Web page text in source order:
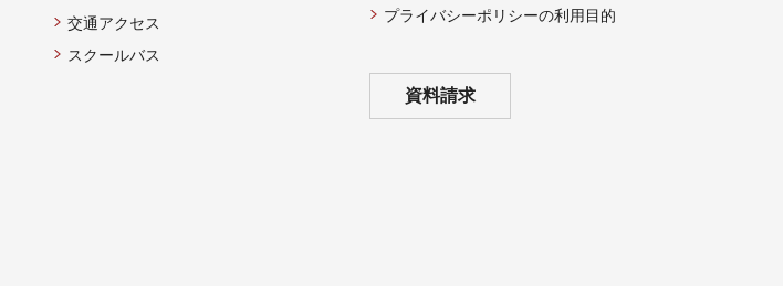
交通アクセス
スクールバス
プライバシーポリシーの利用目的
資料請求